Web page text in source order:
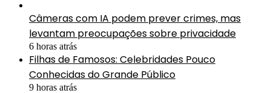
Câmeras com IA podem prever crimes, mas
levantam preocupações sobre privacidade
6 horas atrás
Filhas de Famosos: Celebridades Pouco
Conhecidas do Grande Público
9 horas atrás